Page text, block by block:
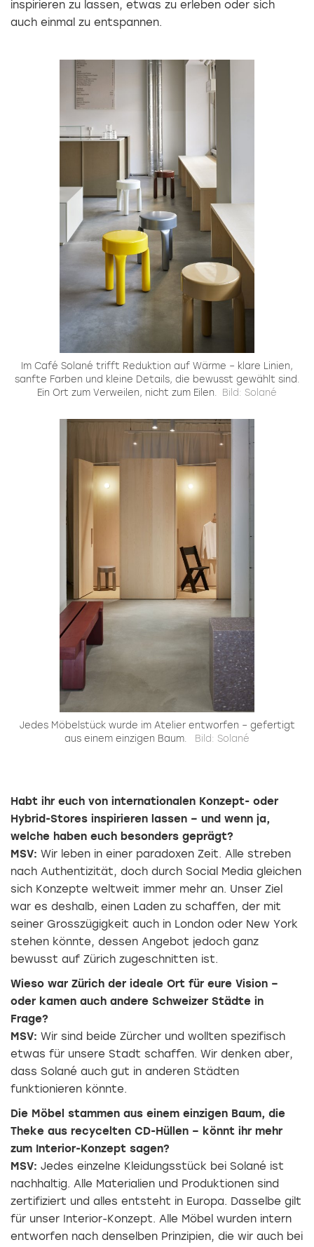
inspirieren zu lassen, etwas zu erleben oder sich
auch einmal zu entspannen.
Im Café Solané trifft Reduktion auf Wärme – klare Linien,
sanfte Farben und kleine Details, die bewusst gewählt sind.
Ein Ort zum Verweilen, nicht zum Eilen.
Bild: Solané
Jedes Möbelstück wurde im Atelier entworfen – gefertigt
aus einem einzigen Baum.
Bild: Solané
Habt ihr euch von internationalen Konzept- oder
Hybrid-Stores inspirieren lassen – und wenn ja,
welche haben euch besonders geprägt?
MSV: Wir leben in einer paradoxen Zeit. Alle streben
nach Authentizität, doch durch Social Media gleichen
sich Konzepte weltweit immer mehr an. Unser Ziel
war es deshalb, einen Laden zu schaffen, der mit
seiner Grosszügigkeit auch in London oder New York
stehen könnte, dessen Angebot jedoch ganz
bewusst auf Zürich zugeschnitten ist.
Wieso war Zürich der ideale Ort für eure Vision –
oder kamen auch andere Schweizer Städte in
Frage?
MSV: Wir sind beide Zürcher und wollten spezifisch
etwas für unsere Stadt schaffen. Wir denken aber,
dass Solané auch gut in anderen Städten
funktionieren könnte.
Die Möbel stammen aus einem einzigen Baum, die
Theke aus recycelten CD-Hüllen – könnt ihr mehr
zum Interior-Konzept sagen?
MSV: Jedes einzelne Kleidungsstück bei Solané ist
nachhaltig. Alle Materialien und Produktionen sind
zertifiziert und alles entsteht in Europa. Dasselbe gilt
für unser Interior-Konzept. Alle Möbel wurden intern
entworfen nach denselben Prinzipien, die wir auch bei